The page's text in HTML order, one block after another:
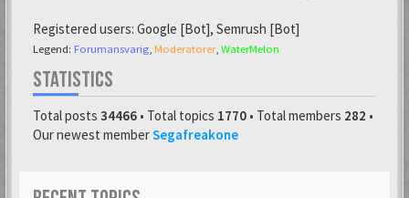
Registered users: Google [Bot], Semrush [Bot]
Legend: Forumansvarig Moderatorer, WaterMelon
STATISTICS
Total posts 34466 • Total topics 1770 • Total members 282 •
Our newest memberSegafreakone